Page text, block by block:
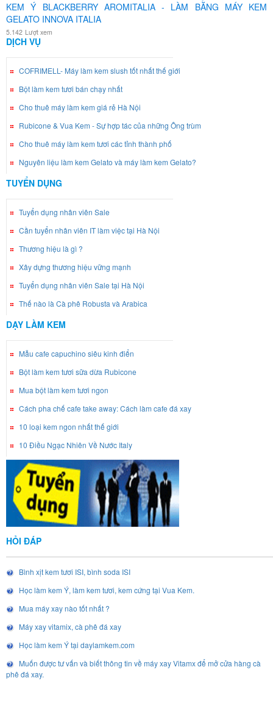
KEM Ý BLACKBERRY AROMITALIA - LÀM BẰNG MÁY KEM
GELATO INNOVA ITALIA
5.142 Lượt xem
DỊCH VỤ
COFRIMELL- Máy làm kem slush tốt nhất thế giới
Bột làm kem tươi bán chạy nhất
Cho thuê máy làm kem giá rẻ Hà Nội
Rubicone & Vua Kem - Sự hợp tác của những Ông trùm
Cho thuê máy làm kem tươi các tỉnh thành phố
Nguyên liệu làm kem Gelato và máy làm kem Gelato?
TUYỂN DỤNG
Tuyển dụng nhân viên Sale
Cần tuyển nhân viên IT làm việc tại Hà Nội
Thương hiệu là gì ?
Xây dựng thương hiệu vững mạnh
Tuyển dụng nhân viên Sale tại Hà Nội
Thế nào là Cà phê Robusta và Arabica
DẠY LÀM KEM
Mẫu cafe capuchino siêu kinh điển
Bột làm kem tươi sữa dừa Rubicone
Mua bột làm kem tươi ngon
Cách pha chế cafe take away: Cách làm cafe đá xay
10 loại kem ngon nhất thế giới
10 Điều Ngạc Nhiên Về Nước Italy
HỎI ĐÁP
Bình xịt kem tươi ISI, bình soda ISI
Học làm kem Ý, làm kem tươi, kem cứng tại Vua Kem.
Mua máy xay nào tốt nhất ?
Máy xay vitamix, cà phê đá xay
Học làm kem Ý tại daylamkem.com
Muốn được tư vấn và biết thông tin về máy xay Vitamx để mở cửa hàng cà
phê đá xay.